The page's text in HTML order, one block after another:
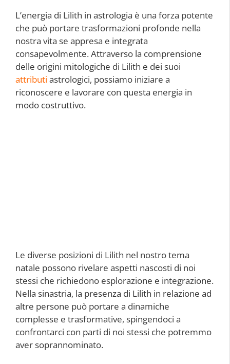
L’energia di Lilith in astrologia è una forza potente
che può portare trasformazioni profonde nella
nostra vita se appresa e integrata
consapevolmente. Attraverso la comprensione
delle origini mitologiche di Lilith e dei suoi
attributi astrologici, possiamo iniziare a
riconoscere e lavorare con questa energia in
modo costruttivo.
Le diverse posizioni di Lilith nel nostro tema
natale possono rivelare aspetti nascosti di noi
stessi che richiedono esplorazione e integrazione.
Nella sinastria, la presenza di Lilith in relazione ad
altre persone può portare a dinamiche
complesse e trasformative, spingendoci a
confrontarci con parti di noi stessi che potremmo
aver soprannominato.